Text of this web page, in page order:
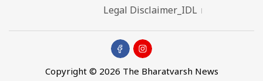
Legal Disclaimer_IDL
Copyright © 2026 The Bharatvarsh News